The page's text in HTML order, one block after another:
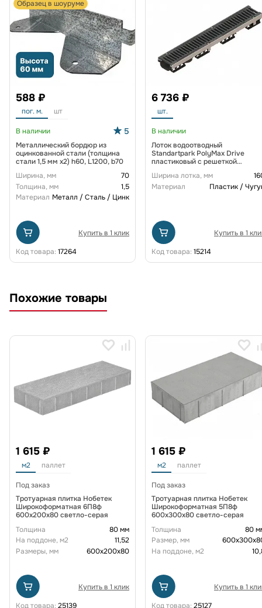
Образец в шоуруме
588 ₽
пог. м. шт
В наличии 5
Металлический бордюр из
оцинкованной стали (толщина
стали 1,5 мм x2) h60, L1200, b70
Ширина, мм
70
Толщина, мм
1,5
Материал Металл / Сталь / Цинк
Купить в 1 клик
Код товара: 17264
6 736 ₽
шт.
В наличии
Лоток водоотводный
Standartpark PolyMax Drive
пластиковый с решеткой
(комплект) 0805034-М
Ширина лотка, мм
Материал
Пластик /
Купить в 1
Код товара: 15214
Похожие товары
1 615 ₽
м2 паллет
Под заказ
Тротуарная плитка Нобетек
Широкоформатная 6П8ф
600x200x80 светло-серая
Толщина
80 мм
На поддоне, м2
11,52
Размеры, мм
600х200х80
Купить в 1 клик
Код товара: 25139
1 615 ₽
м2 паллет
Под заказ
Тротуарная плитка Нобетек
Широкоформатная 5П8ф
600x300x80 светло-серая
Толщина
80
Размер, мм
На поддоне, м2
Купить в 1
Код товара: 25127